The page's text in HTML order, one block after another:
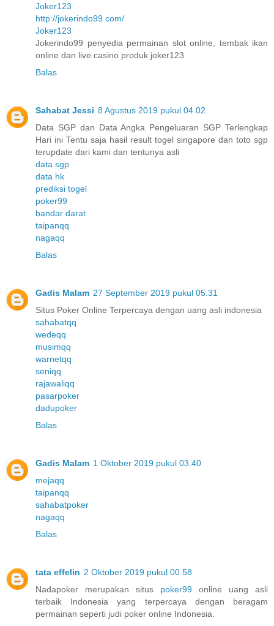
Joker123
http://jokerindo99.com/
Joker123
Jokerindo99 penyedia permainan slot online, tembak ikan
online dan live casino produk joker123
Balas
Sahabat Jessi 8 Agustus 2019 pukul 04.02
Data SGP dan Data Angka Pengeluaran SGP Terlengkap
Hari ini Tentu saja hasil result togel singapore dan toto sgp
terupdate dari kami dan tentunya asli
data sgp
data hk
prediksi togel
poker99
bandar darat
taipanqq
nagaqq
Balas
Gadis Malam 27 September 2019 pukul 05.31
Situs Poker Online Terpercaya dengan uang asli indonesia
sahabatqq
wedeqq
musimqq
warnetqq
seniqq
rajawaliqq
pasarpoker
dadupoker
Balas
Gadis Malam 1 Oktober 2019 pukul 03.40
mejaqq
taipanqq
sahabatpoker
nagaqq
Balas
tata effelin 2 Oktober 2019 pukul 00.58
Nadapoker merupakan situs poker99 online uang asli
terbaik Indonesia yang terpercaya dengan beragam
permainan seperti judi poker online Indonesia.